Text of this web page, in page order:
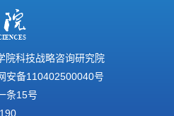
院科技战略咨询研究院
安备110402500040号
条15号